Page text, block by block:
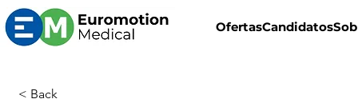
OfertasCandidatos
< Back